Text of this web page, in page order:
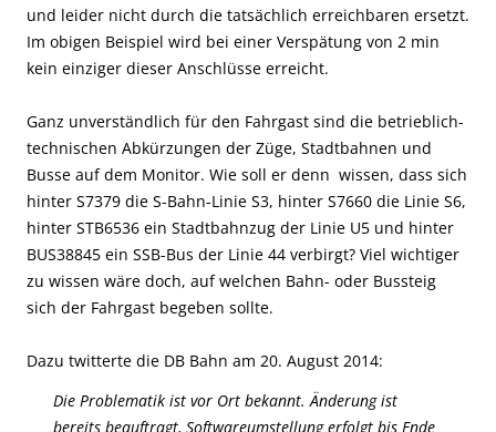
und leider nicht durch die tatsächlich erreichbaren ersetzt.
Im obigen Beispiel wird bei einer Verspätung von 2 min
kein einziger dieser Anschlüsse erreicht.
Ganz unverständlich für den Fahrgast sind die betrieblich-
technischen Abkürzungen der Züge, Stadtbahnen und
Busse auf dem Monitor. Wie soll er denn wissen, dass sich
hinter S7379 die S-Bahn-Linie S3, hinter S7660 die Linie S6,
hinter STB6536 ein Stadtbahnzug der Linie U5 und hinter
BUS38845 ein SSB-Bus der Linie 44 verbirgt? Viel wichtiger
zu wissen wäre doch, auf welchen Bahn- oder Bussteig
sich der Fahrgast begeben sollte.
Dazu twitterte die DB Bahn am 20. August 2014:
Die Problematik ist vor Ort bekannt. Änderung ist
bereits beauftragt, Softwareumstellung erfolgt bis Ende